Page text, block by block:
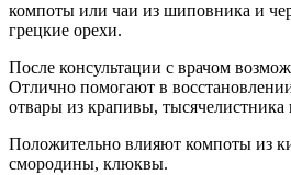
компоты или чаи из шиповника и
грецкие орехи.
После консультации с врачом
Отлично помогают в
отвары из крапивы, тысячелистника
Положительно влияют компоты из
смородины, клюквы.